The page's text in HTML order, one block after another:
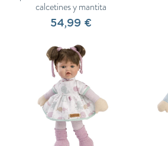
calcetines y mantita
54,99 €